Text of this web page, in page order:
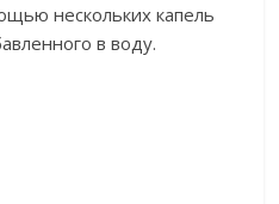
нескольких капель
в воду.